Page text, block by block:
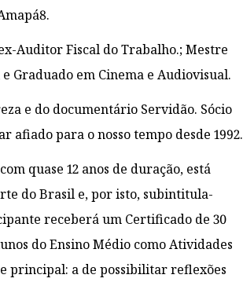
Auditor Fiscal do Trabalho.; Mestre
Graduado em Cinema e Audiovisual.
e do documentário Servidão. Sócio
afiado para o nosso tempo desde 1992.
quase 12 anos de duração, está
do Brasil e, por isto, subintitula-
receberá um Certificado de 30
do Ensino Médio como Atividades
principal: a de possibilitar reflexões